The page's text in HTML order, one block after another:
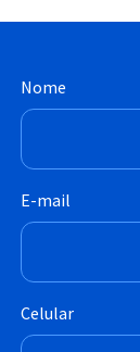
Nome
E-mail
Celular